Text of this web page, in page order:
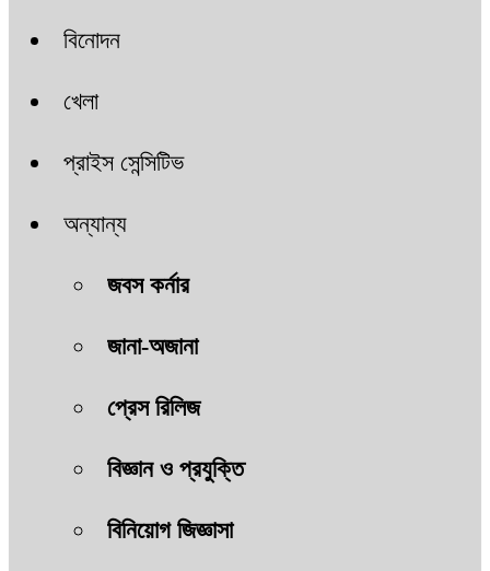
বিনোদন
খেলা
প্রাইস সেন্সিটিভ
অন্যান্য
জবস কর্নার
জানা-অজানা
প্রেস রিলিজ
বিজ্ঞান ও প্রযুক্তি
বিনিয়োগ জিজ্ঞাসা